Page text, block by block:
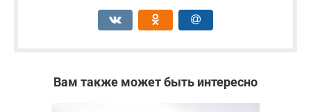
Вам также может быть интересно